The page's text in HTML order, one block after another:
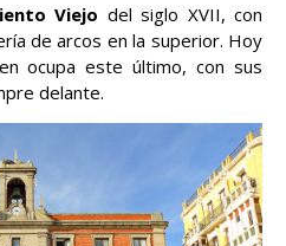
Viejo del siglo XVII, con
de arcos en la superior. Hoy
ocupa este último, con sus
delante.